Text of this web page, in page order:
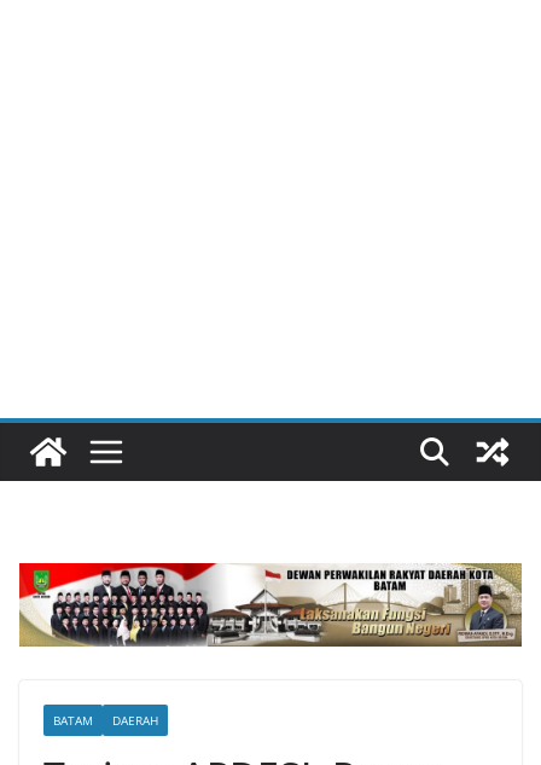
BATAM DAERAH